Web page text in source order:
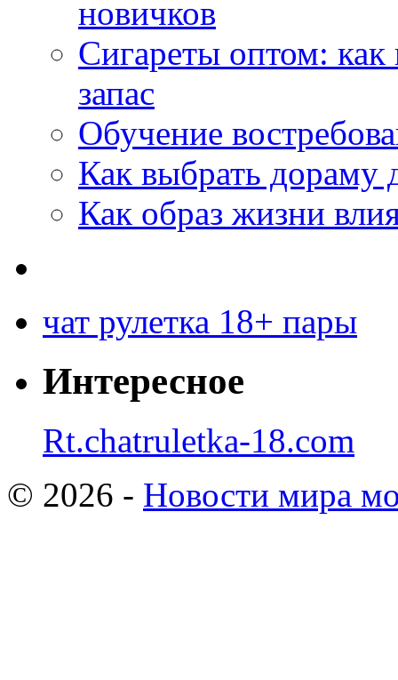
новичков
Сигареты оптом:
запас
Обучение
Как выбрать дораму
Как образ жизни
чат рулетка 18+ пары
Интересное
Rt.chatruletka-18.com
© 2026 - Новости мира